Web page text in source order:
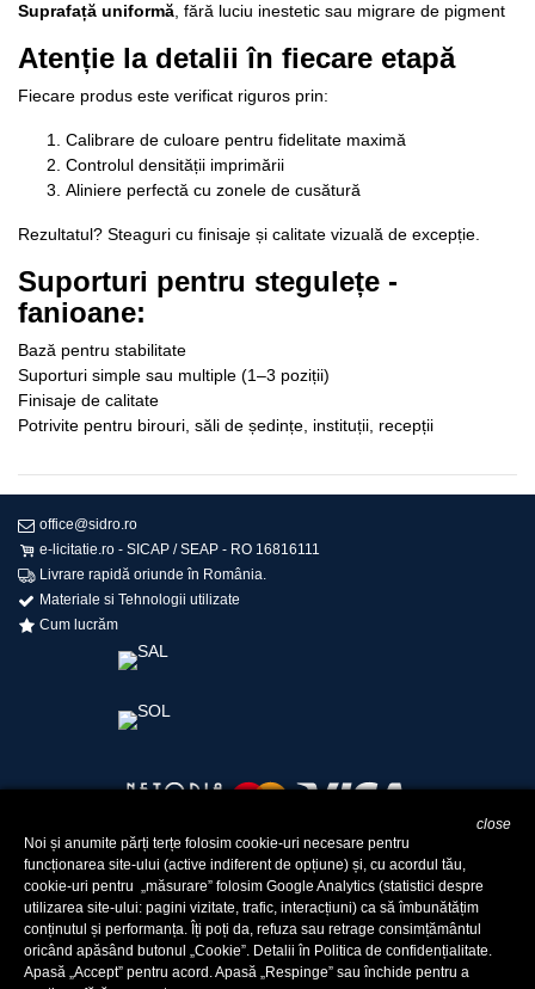
Suprafață uniformă, fără luciu inestetic sau migrare de pigment
Atenție la detalii în fiecare etapă
Fiecare produs este verificat riguros prin:
Calibrare de culoare pentru fidelitate maximă
Controlul densității imprimării
Aliniere perfectă cu zonele de cusătură
Rezultatul? Steaguri cu finisaje și calitate vizuală de excepție.
Suporturi pentru stegulețe -
fanioane:
Bază pentru stabilitate
Suporturi simple sau multiple (1–3 poziții)
Finisaje de calitate
Potrivite pentru birouri, săli de ședințe, instituții, recepții
office@sidro.ro
e-licitatie.ro - SICAP / SEAP - RO 16816111
Livrare rapidă oriunde în România.
Materiale si Tehnologii utilizate
Cum lucrăm
Legislatie Drapele si Steme
Termeni și condiții de utilizare
Confidențialitate
retur
© 2004 -2026SIDRO COM SRL - RO 16816111
close
Noi și anumite părți terțe folosim cookie-uri necesare pentru
funcționarea site-ului (active indiferent de opțiune) și, cu acordul tău,
cookie-uri pentru „măsurare” folosim Google Analytics (statistici despre
utilizarea site-ului: pagini vizitate, trafic, interacțiuni) ca să îmbunătățim
conținutul și performanța. Îți poți da, refuza sau retrage consimțământul
oricând apăsând butonul „Cookie”. Detalii în Politica de confidențialitate.
Apasă „Accept” pentru acord. Apasă „Respinge” sau închide pentru a